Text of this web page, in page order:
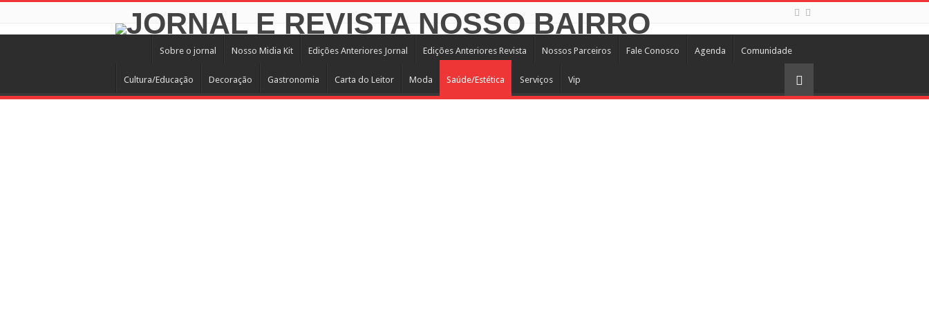
Sobre o jornal Nosso Midia Kit Edições Anteriores Jornal Edições Anteriores Revista Nossos Parceiros Fale Conosco Agenda Comunidade
Cultura/Educação Decoração Gastronomia Carta do Leitor Moda Saúde/Estética Serviços Vip